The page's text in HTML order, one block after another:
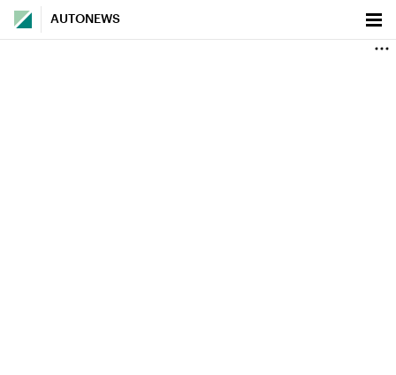
AUTONEWS